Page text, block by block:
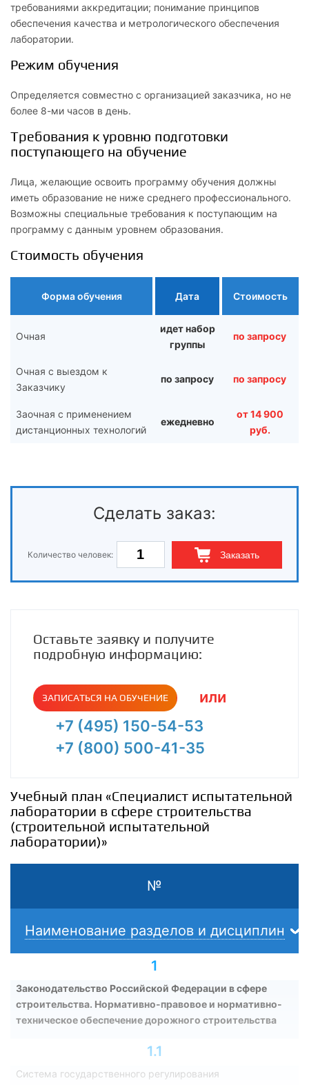
требованиями аккредитации; понимание принципов
обеспечения качества и метрологического обеспечения
лаборатории.
Режим обучения
Определяется совместно с организацией заказчика, но не
более 8-ми часов в день.
Требования к уровню подготовки
поступающего на обучение
Лица, желающие освоить программу обучения должны
иметь образование не ниже среднего профессионального.
Возможны специальные требования к поступающим на
программу c данным уровнем образования.
Стоимость обучения
Форма обучения Дата Стоимость
Очная
идет набор
группы
по запросу
Очная с выездом к
Заказчику
по запросу по запросу
Заочная с применением
дистанционных технологий
ежедневно
от 14 900
руб.
Сделать заказ:
Количество человек: Заказать
Оставьте заявку и получите
подробную информацию:
ЗАПИСАТЬСЯ НА ОБУЧЕНИЕ
или
+7 (495) 150-54-53
+7 (800) 500-41-35
Учебный план «Специалист испытательной
лаборатории в сфере строительства
(строительной испытательной
лаборатории)»
№
Наименование разделов и дисциплин
1
Законодательство Российской Федерации в сфере
строительства. Нормативно-правовое и нормативно-
техническое обеспечение дорожного строительства
1.1
Система государственного регулирования